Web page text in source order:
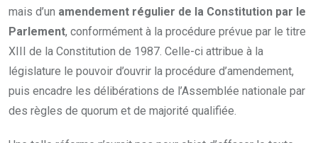
mais d’un amendement régulier de la Constitution par le
Parlement, conformément à la procédure prévue par le titre
XIII de la Constitution de 1987. Celle-ci attribue à la
législature le pouvoir d’ouvrir la procédure d’amendement,
puis encadre les délibérations de l’Assemblée nationale par
des règles de quorum et de majorité qualifiée.